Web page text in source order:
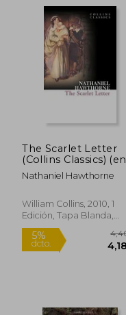
The Scarlet Letter
(Collins Classics) (en
Inglés)
Nathaniel Hawthorne
William Collins, 2010, 1
Edición, Tapa Blanda,
Nuevo